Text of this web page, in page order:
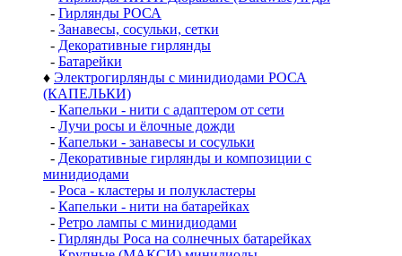
- Гирлянды РОСА
- Занавесы, сосульки, сетки
- Декоративные гирлянды
- Батарейки
♦ Электрогирлянды с минидиодами РОСА
(КАПЕЛЬКИ)
- Капельки - нити с адаптером от сети
- Лучи росы и ёлочные дожди
- Капельки - занавесы и сосульки
- Декоративные гирлянды и композиции с
минидиодами
- Роса - кластеры и полукластеры
- Капельки - нити на батарейках
- Ретро лампы с минидиодами
- Гирлянды Роса на солнечных батарейках